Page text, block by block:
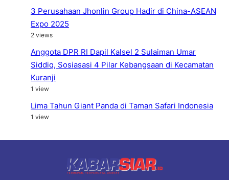
3 Perusahaan Jhonlin Group Hadir di China-ASEAN
Expo 2025
2 views
Anggota DPR RI Dapil Kalsel 2 Sulaiman Umar
Siddiq, Sosiasasi 4 Pilar Kebangsaan di Kecamatan
Kuranji
1 view
Lima Tahun Giant Panda di Taman Safari Indonesia
1 view